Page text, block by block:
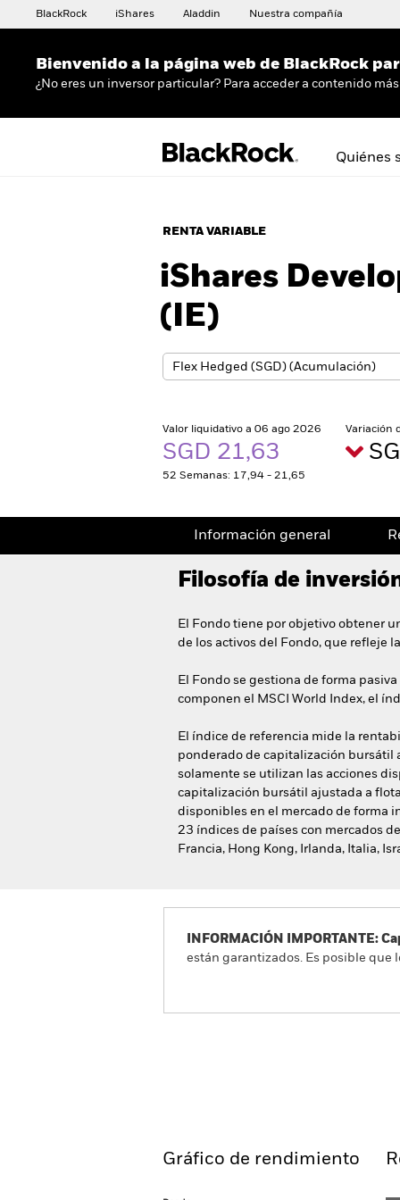
BlackRock iShares Aladdin Nuestra compañía
Bienvenido a la página web de BlackRock
¿No eres un inversor particular? Para acceder a contenido
Quiénes
RENTA VARIABLE
iShares
(IE)
Valor liquidativo a 06 ago 2026
SGD 21,63
52 Semanas: 17,94 - 21,65
Variación
Información general
Filosofía de
El Fondo tiene por objetivo obtener
de los activos del Fondo, que refleje
El Fondo se gestiona de forma
componen el MSCI World Index, el
El índice de referencia mide la
ponderado de capitalización bursátil
solamente se utilizan las acciones
capitalización bursátil ajustada a
disponibles en el mercado de forma
23 índices de países con mercados
Francia, Hong Kong, Irlanda, Italia,
INFORMACIÓN IMPORTANTE:
están garantizados. Es posible
Gráfico de rendimiento